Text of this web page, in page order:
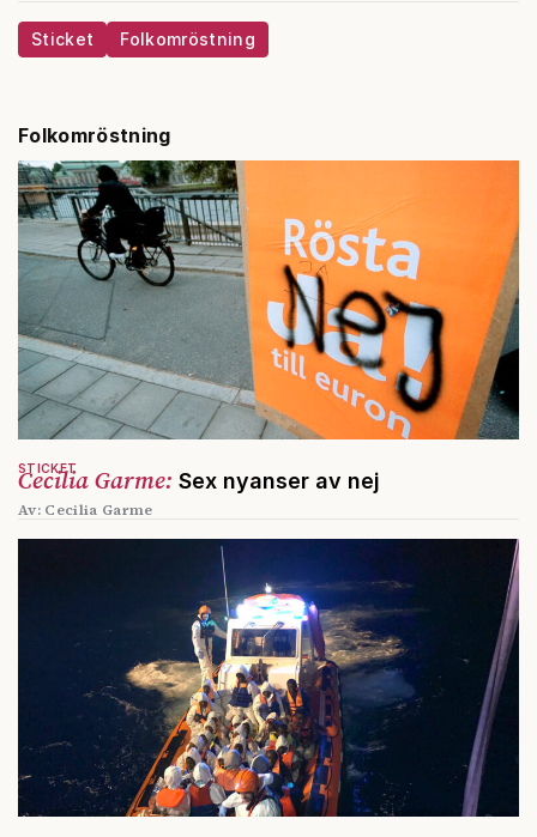
Sticket Folkomröstning
Folkomröstning
Cecilia Garme: Sex nyanser av nej
STICKET
Av: Cecilia Garme